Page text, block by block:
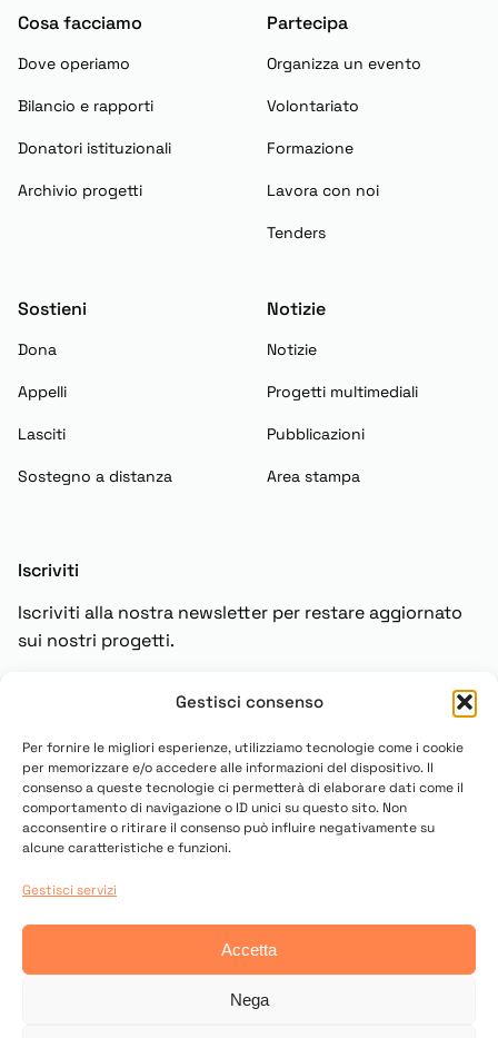
Gestisci consenso
Per fornire le migliori esperienze, utilizziamo tecnologie come i cookie
per memorizzare e/o accedere alle informazioni del dispositivo. Il
consenso a queste tecnologie ci permetterà di elaborare dati come il
comportamento di navigazione o ID unici su questo sito. Non
acconsentire o ritirare il consenso può influire negativamente su
alcune caratteristiche e funzioni.
Gestisci servizi
Accetta
Nega
Cosa facciamo
Dove operiamo
Bilancio e rapporti
Donatori istituzionali
Archivio progetti
Partecipa
Organizza un evento
Volontariato
Formazione
Lavora con noi
Tenders
Sostieni
Dona
Appelli
Lasciti
Sostegno a distanza
Notizie
Notizie
Progetti multimediali
Pubblicazioni
Area stampa
Iscriviti
Iscriviti alla nostra newsletter per restare aggiornato
sui nostri progetti.
Privacy Policy